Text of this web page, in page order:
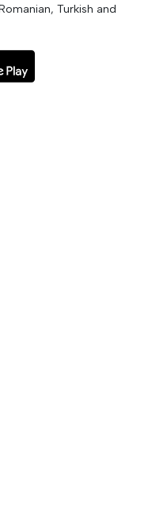
Turkish and